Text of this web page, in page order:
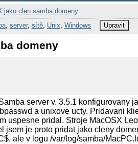
jako clen samba domeny
, server, sítě, Unix Windows Upravit
domeny
server v. 3.5.1 konfigurovany
a unixove ucty. Pridavani
uspesne pridal. Stroje MacOSX
jsem je proto pridat jako cleny
ale v logu /var/log/samba/